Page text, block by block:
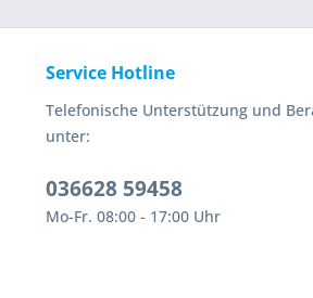
Service Hotline
Telefonische Unterstützung und
unter:
036628 59458
Mo-Fr. 08:00 - 17:00 Uhr